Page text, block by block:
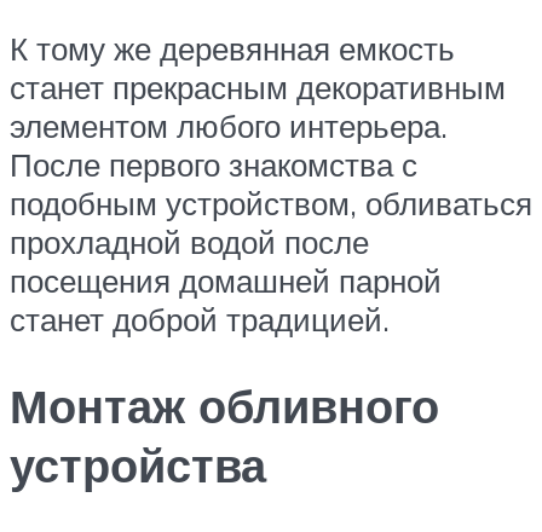
К тому же деревянная емкость
станет прекрасным декоративным
элементом любого интерьера.
После первого знакомства с
подобным устройством, обливаться
прохладной водой после
посещения домашней парной
станет доброй традицией.
Монтаж обливного
устройства